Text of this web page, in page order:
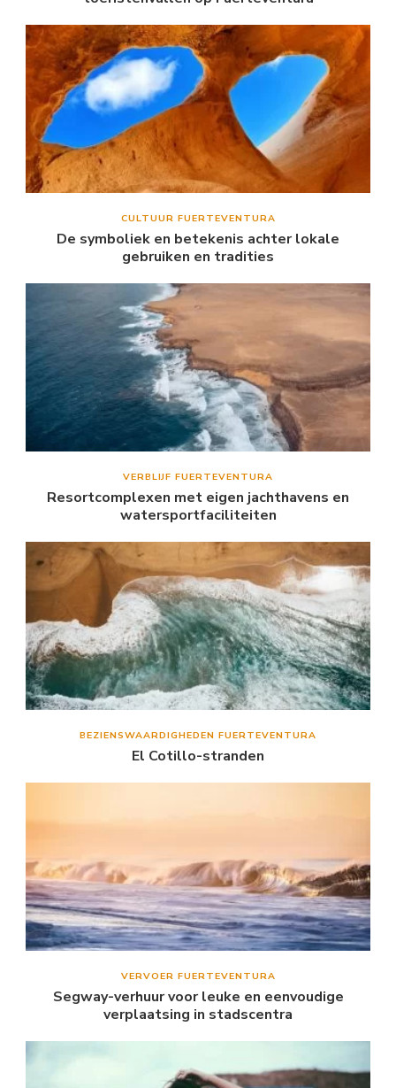
CULTUUR FUERTEVENTURA
De symboliek en betekenis achter lokale
gebruiken en tradities
VERBLIJF FUERTEVENTURA
Resortcomplexen met eigen jachthavens en
watersportfaciliteiten
BEZIENSWAARDIGHEDEN FUERTEVENTURA
El Cotillo-stranden
VERVOER FUERTEVENTURA
Segway-verhuur voor leuke en eenvoudige
verplaatsing in stadscentra